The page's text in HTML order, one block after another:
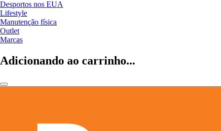
Desportos nos EUA
Lifestyle
Manutenção física
Outlet
Marcas
Adicionando ao carrinho...